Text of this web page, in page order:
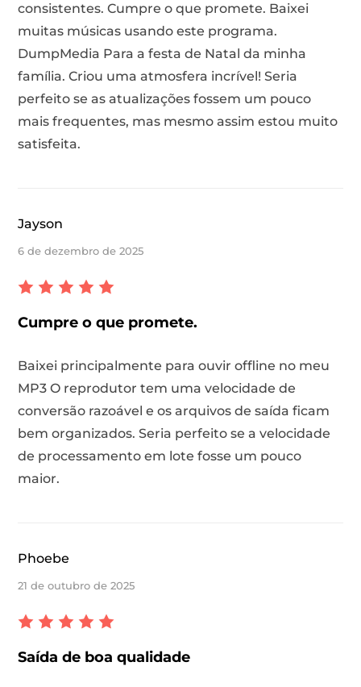
consistentes. Cumpre o que promete. Baixei
muitas músicas usando este programa.
DumpMedia Para a festa de Natal da minha
família. Criou uma atmosfera incrível! Seria
perfeito se as atualizações fossem um pouco
mais frequentes, mas mesmo assim estou muito
satisfeita.
Jayson
6 de dezembro de 2025
Cumpre o que promete.
Baixei principalmente para ouvir offline no meu
MP3 O reprodutor tem uma velocidade de
conversão razoável e os arquivos de saída ficam
bem organizados. Seria perfeito se a velocidade
de processamento em lote fosse um pouco
maior.
Phoebe
21 de outubro de 2025
Saída de boa qualidade